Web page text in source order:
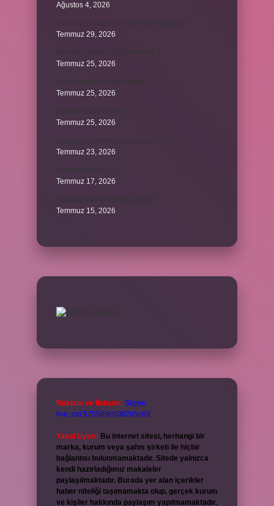
Ağustos 4, 2026
Temmuz 29, 2026
Temmuz 25, 2026
Temmuz 25, 2026
Temmuz 25, 2026
Temmuz 23, 2026
Temmuz 17, 2026
Temmuz 15, 2026
Reklam ve İletişim: Skype:
live:.cid.575569c608265c69
Yasal Uyarı: Bu internet sitesi, herhangi bir
marka, kurum veya şahıs şirketi ile hiçbir
bağlantısı bulunmamaktadır. Sitede yalnızca
kendi hazırladığımız makaleler
paylaşılmaktadır. Burada yer alan içerikler
haber niteliği taşımamakta olup, gerçek kurum
ve kişiler hakkında paylaşım yapılmamaktadır.